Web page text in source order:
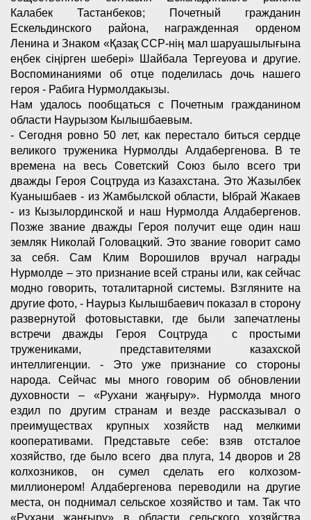
Калабек Тастанбеков; Почетный гражданин
Ескельдинского района, награжденная орденом
Ленина и Знаком «Қазақ ССР-нің мал шаруашылығына
еңбек сіңірген шебері» Шайбала Тергеуова и другие.
Воспоминаниями об отце поделилась дочь нашего
героя - Рабига Нурмолдакызы.
Нам удалось пообщаться с Почетным гражданином
области Наурызом Кылышбаевым.
- Сегодня ровно 50 лет, как перестало биться сердце
великого труженика Нурмолды Алдабергенова. В те
времена на весь Советский Союз было всего три
дважды Героя Соцтруда из Казахстана. Это Жазылбек
Куанышбаев - из Жамбылской области, Ыбрай Жакаев
- из Кызылординской и наш Нурмолда Алдабергенов.
Позже звание дважды Героя получит еще один наш
земляк Николай Головацкий. Это звание говорит само
за себя. Сам Клим Ворошилов вручал награды
Нурмолде – это признание всей страны или, как сейчас
модно говорить, тоталитарной системы. Взгляните на
другие фото, - Наурыз Кылышбаевич показал в сторону
развернутой фотовыставки, где были запечатлены
встречи дважды Героя Соцтруда с простыми
тружениками, представителями казахской
интеллигенции. - Это уже признание со стороны
народа. Сейчас мы много говорим об обновлении
духовности – «Рухани жаңғыру». Нурмолда много
ездил по другим странам и везде рассказывал о
преимуществах крупных хозяйств над мелкими
кооперативами. Представьте себе: взяв отсталое
хозяйство, где было всего два плуга, 14 дворов и 28
колхозников, он сумел сделать его колхозом-
миллионером! Алдабергенова переводили на другие
места, он поднимал сельское хозяйство и там. Так что